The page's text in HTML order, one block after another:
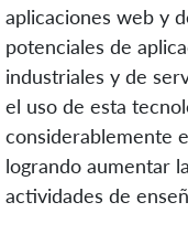
aplicaciones web y
potenciales de
industriales y de
el uso de esta
considerablemente
logrando aumentar
actividades de